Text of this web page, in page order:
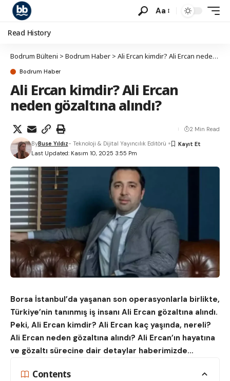
Aa
Read History
Bodrum Bülteni > Bodrum Haber > Ali Ercan kimdir? Ali Ercan neden gözaltına alındı?
Bodrum Haber
Ali Ercan kimdir? Ali Ercan
neden gözaltına alındı?
Last Updated: Kasım 10, 2025 3:55 Pm
ByBuse Yıldız- Teknoloji & Dijital Yayıncılık Editörü
2 Min Read
Borsa İstanbul’da yaşanan son operasyonlarla birlikte,
Türkiye’nin tanınmış iş insanı Ali Ercan gözaltına alındı.
Peki, Ali Ercan kimdir? Ali Ercan kaç yaşında, nereli?
Ali Ercan neden gözaltına alındı? Ali Ercan’ın hayatına
ve gözaltı sürecine dair detaylar haberimizde…
Contents